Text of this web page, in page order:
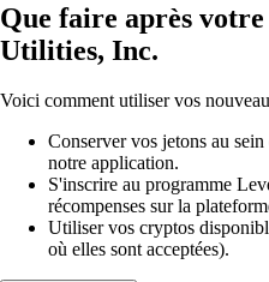
Que faire après votre
Utilities, Inc.
Voici comment utiliser vos
Conserver vos jetons au
notre application.
S'inscrire au programme
récompenses sur la
Utiliser vos cryptos
où elles sont acceptées).